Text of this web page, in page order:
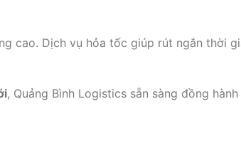
cao. Dịch vụ hỏa tốc giúp rút ngắn thời
, Quảng Bình Logistics sẵn sàng đồng hành